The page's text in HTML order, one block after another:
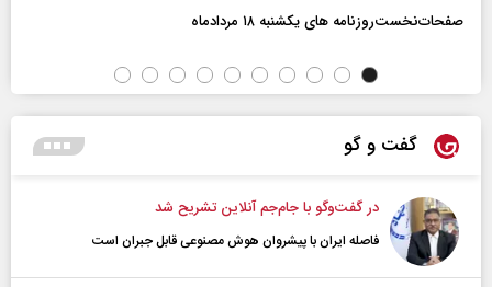
صفحات‌نخست‌روزنامه ها‌ی یکشنبه ۱۸ مردادماه
گفت و گو
در گفت‌و‌گو با جام‌جم آنلاین تشریح شد
فاصله ایران با پیشرو‌ان هوش مصنوعی قابل جبران است